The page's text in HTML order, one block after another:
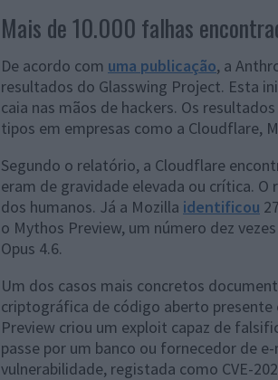
Mais de 10.000 falhas
De acordo com uma publicação, a
resultados do Glasswing Project. Esta
caia nas mãos de hackers. Os
tipos em empresas como a Cloudflare,
Segundo o relatório, a Cloudflare
eram de gravidade elevada ou crítica.
dos humanos. Já a Mozilla identificou
o Mythos Preview, um número dez
Opus 4.6.
Um dos casos mais concretos
criptográfica de código aberto
Preview criou um exploit capaz de
passe por um banco ou fornecedor de
vulnerabilidade, registada como CVE-